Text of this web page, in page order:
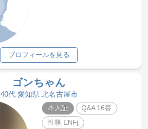
プロフィールを見る
ゴンちゃん
40代 愛知県 北名古屋市
本人証
Q&A 16答
性格 ENFj